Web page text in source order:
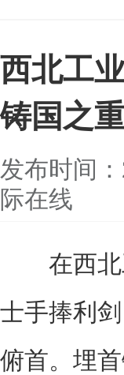
西北工
铸国之
发布时间
际在线
在西北
士手捧利
俯首。埋